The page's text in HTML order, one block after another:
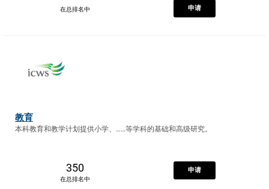
在总排名中 申请
教育
本科教育和教学计划提供小学、……等学科的基础和高级研究。
350
在总排名中
申请